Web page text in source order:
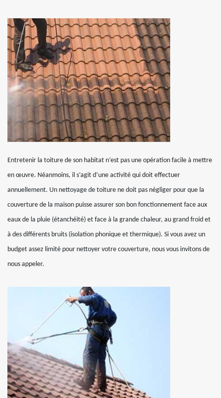
Entretenir la toiture de son habitat n’est pas une opération facile à mettre
en œuvre. Néanmoins, il s’agit d’une activité qui doit effectuer
annuellement. Un nettoyage de toiture ne doit pas négliger pour que la
couverture de la maison puisse assurer son bon fonctionnement face aux
eaux de la pluie (étanchéité) et face à la grande chaleur, au grand froid et
à des différents bruits (isolation phonique et thermique). Si vous avez un
budget assez limité pour nettoyer votre couverture, nous vous invitons de
nous appeler.